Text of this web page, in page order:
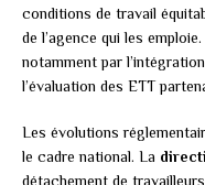
conditions de travail
de l’agence qui les
notamment par
l’évaluation des ETT
Les évolutions
le cadre national. La
détachement de